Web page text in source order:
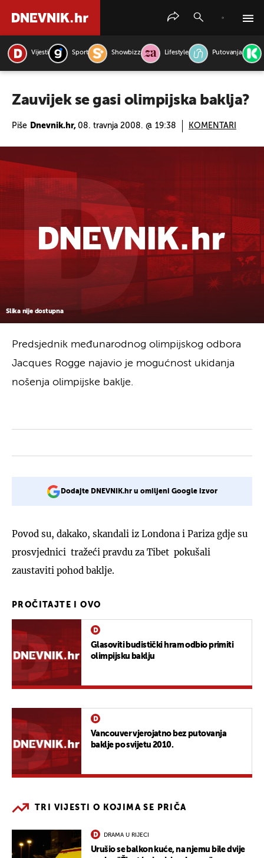
Vijesti Sport Showbizz Lifestyle Putovanja
Zauvijek se gasi olimpijska baklja?
Piše Dnevnik.hr, 08. travnja 2008. @ 19:38 KOMENTARI
Slika nije dostupna
Predsjednik međunarodnog olimpijskog odbora
Jacques Rogge najavio je mogućnost ukidanja
nošenja olimpijske baklje.
Dodajte DNEVNIK.hr u omiljeni Google izvor
Povod su, dakako, skandali iz Londona i Pariza gdje su
prosvjednici tražeći pravdu za Tibet pokušali
zaustaviti pohod baklje.
PROČITAJTE I OVO
Glasoviti budistički hram odbio primiti
olimpijsku baklju
Vancouver vjerojatno bez putovanja
baklje po svijetu 2010.
TRI VIJESTI O KOJIMA SE PRIČA
DRAMA U RIJECI
Urušio se balkon kuće, na njemu bile dvije
PRETRAŽITE VIJESTI